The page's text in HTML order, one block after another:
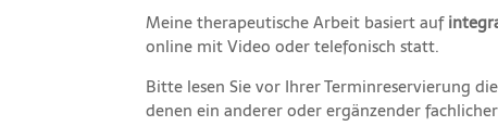
Meine therapeutische Arbeit basiert auf
online mit Video oder telefonisch statt.
Bitte lesen Sie vor Ihrer Terminreservierung
denen ein anderer oder ergänzender